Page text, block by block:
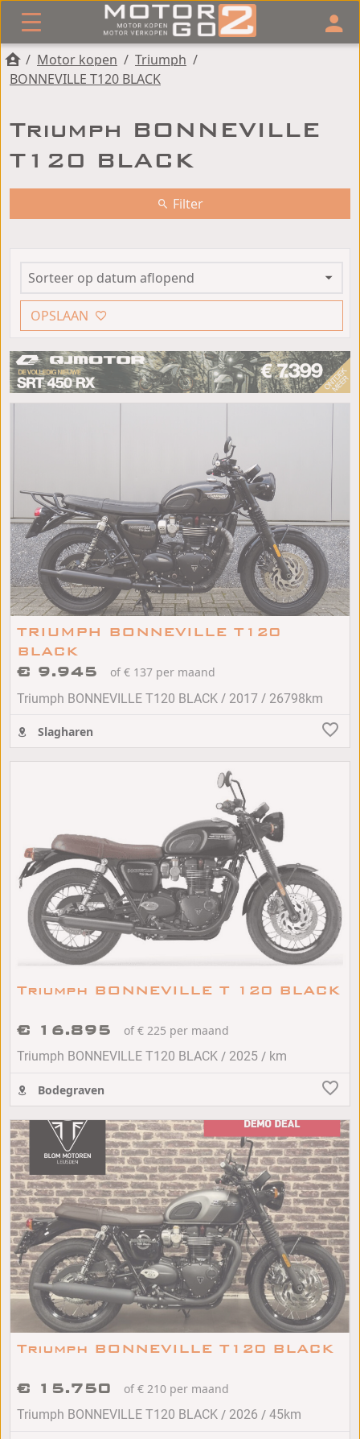
/ Motor kopen / Triumph /
BONNEVILLE T120 BLACK
Triumph BONNEVILLE
T120 BLACK
Filter
OPSLAAN
TRIUMPH BONNEVILLE T120
BLACK
€ 9.945
of € 137 per maand
Triumph BONNEVILLE T120 BLACK / 2017 / 26798km
Slagharen
Triumph BONNEVILLE T 120 BLACK
€ 16.895
of € 225 per maand
Triumph BONNEVILLE T120 BLACK / 2025 / km
Bodegraven
Triumph BONNEVILLE T120 BLACK
€ 15.750
of € 210 per maand
Triumph BONNEVILLE T120 BLACK / 2026 / 45km